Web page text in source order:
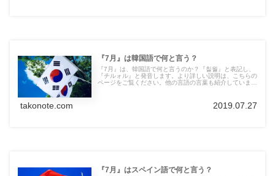
『7月』は韓国語で何と言う？
『7月』は、韓国語で何と言うのか？『칠월』と表記し、
『チルォル』と発音します。より詳しい説明は、こちらの
ページをご覧ください。他の言語の言葉も紹介していま
takonote.com 2019.07.27
『7月』はスペイン語で何と言う？